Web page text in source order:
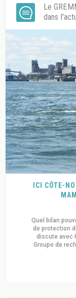
Le
dans
ICI CÔTE-
Quel bilan
de protection
discute avec
Groupe de